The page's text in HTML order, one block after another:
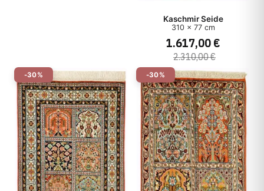
Kaschmir Seide
310 x 77 cm
1.617,00 €
2.310,00 €
-30% -30%